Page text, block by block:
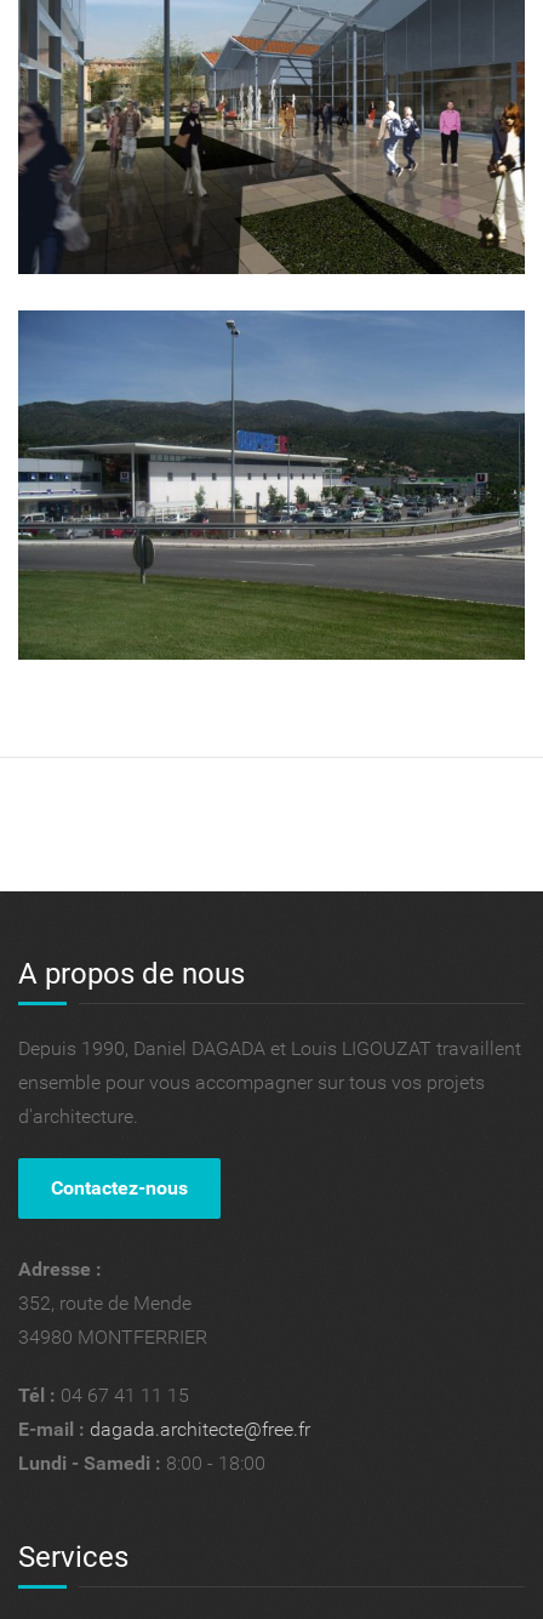
A propos de nous
Depuis 1990, Daniel DAGADA et Louis LIGOUZAT travaillent
ensemble pour vous accompagner sur tous vos projets
d'architecture.
Contactez-nous
Adresse :
352, route de Mende
34980 MONTFERRIER
Tél : 04 67 41 11 15
E-mail : dagada.architecte@free.fr
Lundi - Samedi : 8:00 - 18:00
Services